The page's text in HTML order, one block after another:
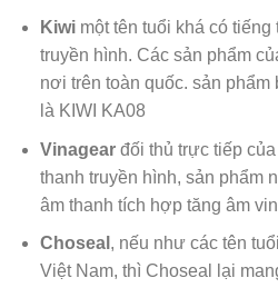
Kiwimột tên tuổi khá có tiếng
truyền hình. Các sản phẩm
nơi trên toàn quốc. sản phẩm
là KIWI KA08
Vinagearđối thủ trực tiếp
thanh truyền hình, sản phẩm
âm thanh tích hợp tăng âm
Choseal , nếu như các tên
Việt Nam, thì Choseal lại